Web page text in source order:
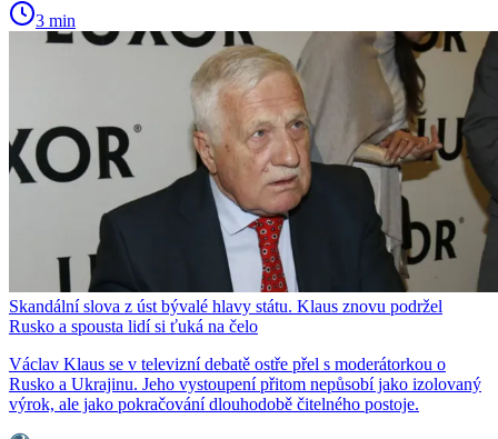
3 min
Skandální slova z úst bývalé hlavy státu. Klaus znovu podržel
Rusko a spousta lidí si ťuká na čelo
Václav Klaus se v televizní debatě ostře přel s moderátorkou o
Rusko a Ukrajinu. Jeho vystoupení přitom nepůsobí jako izolovaný
výrok, ale jako pokračování dlouhodobě čitelného postoje.